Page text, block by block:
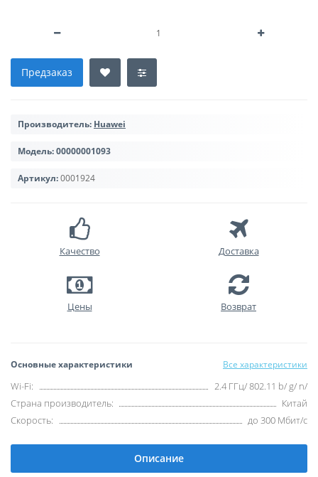
Предзаказ
Производитель: Huawei
Модель:00000001093
Артикул:0001924
Качество Доставка
Цены Возврат
Основные характеристики Все характеристики
Wi-Fi:
2.4 ГГц/ 802.11 b/ g/ n/
Страна производитель:
Китай
Скорость:
до 300 Мбит/с
Описание